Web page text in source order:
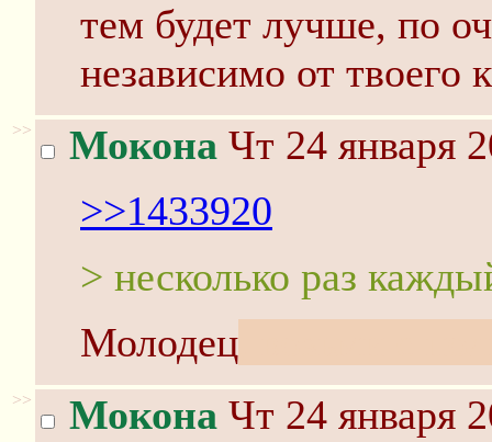
тем будет лучше, по
независимо от твоего
>> Мокона Чт 24 января
>>1433920
> несколько раз
Молодец
>> Мокона Чт 24 января